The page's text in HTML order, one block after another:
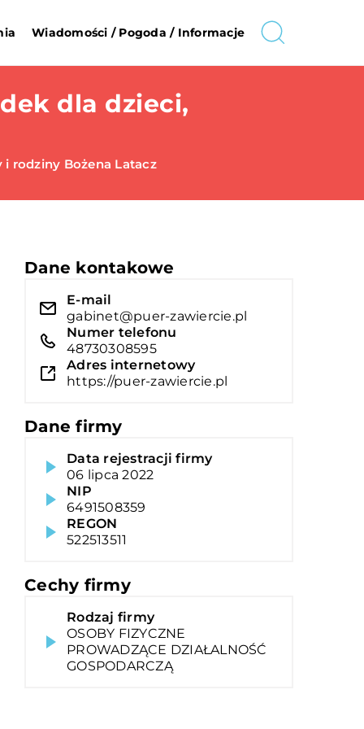
Wiadomości / Pogoda / Informacje
dla dzieci,
i rodziny Bożena Latacz
Dane kontakowe
E-mail
gabinet@puer-zawiercie.pl
Numer telefonu
48730308595
Adres internetowy
https://puer-zawiercie.pl
Dane firmy
Data rejestracji firmy
06 lipca 2022
NIP
6491508359
REGON
522513511
Cechy firmy
Rodzaj firmy
OSOBY FIZYCZNE
PROWADZĄCE DZIAŁALNOŚĆ
GOSPODARCZĄ